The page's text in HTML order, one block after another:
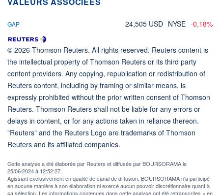
GAP 24,505 USD NYSE -0,18%
© 2026 Thomson Reuters. All rights reserved. Reuters content is
the intellectual property of Thomson Reuters or its third party
content providers. Any copying, republication or redistribution of
Reuters content, including by framing or similar means, is
expressly prohibited without the prior written consent of Thomson
Reuters. Thomson Reuters shall not be liable for any errors or
delays in content, or for any actions taken in reliance thereon.
"Reuters" and the Reuters Logo are trademarks of Thomson
Reuters and its affiliated companies.
Cette analyse a été élaborée par Reuters et diffusée par BOURSORAMA le
25/06/2024 à 12:52:27.
Agissant exclusivement en qualité de canal de diffusion, BOURSORAMA n'a participé
en aucune manière à son élaboration ni exercé aucun pouvoir discrétionnaire quant à
sa sélection. Les informations contenues dans cette analyse ont été retranscrites « en